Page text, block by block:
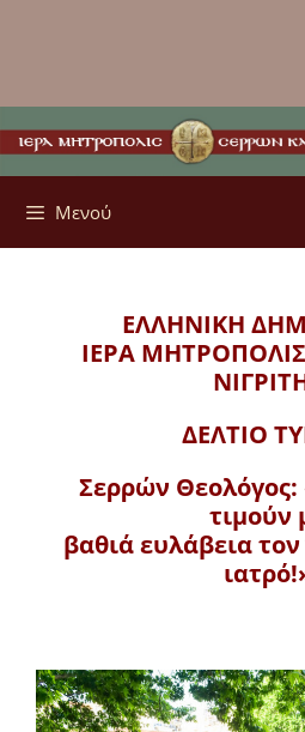
Μενού
ΕΛΛΗΝΙΚΗ
ΙΕΡΑ ΜΗΤΡΟΠΟΛΙΣ
ΔΕΛΤΙΟ
Σερρών Θεολόγος:
τιμούν
βαθιά ευλάβεια